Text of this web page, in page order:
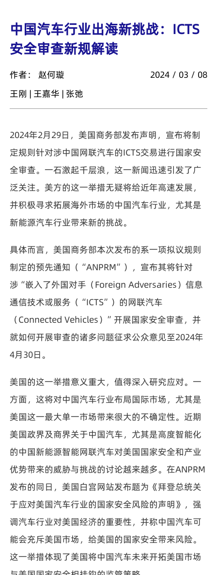
中国汽车行业出海新挑战：ICTS
安全审查新规解读
作者： 赵何璇
2024 / 03 / 08
王刚 | 王嘉华 | 张弛
2024年2月29日，美国商务部发布声明，宣布将制
定规则针对涉中国网联汽车的ICTS交易进行国家安
全审查。一石激起千层浪，这一新闻迅速引发了广
泛关注。美方的这一举措无疑将给近年高速发展，
并积极寻求拓展海外市场的中国汽车行业，尤其是
新能源汽车行业带来新的挑战。
具体而言，美国商务部本次发布的系一项拟议规则
制定的预先通知（“ANPRM”），宣布其将针对
涉“嵌入了外国对手（Foreign Adversaries）信息
通信技术或服务（“ICTS”）的网联汽车
（Connected Vehicles）”开展国家安全审查，并
就如何开展审查的诸多问题征求公众意见至2024年
4月30日。
美国的这一举措意义重大，值得深入研究应对。一
方面，这将对中国汽车行业布局国际市场，尤其是
美国这一最大单一市场带来很大的不确定性。近期
美国政界及商界关于中国汽车，尤其是高度智能化
的中国新能源智能网联汽车对美国国家安全和产业
优势带来的威胁与挑战的讨论越来越多。在ANPRM
发布的同日，美国白宫网站发布题为《拜登总统关
于应对美国汽车行业的国家安全风险的声明》，强
调汽车行业对美国经济的重要性，并称中国汽车可
能会充斥美国市场，给美国的国家安全带来风险。
这一举措体现了美国将中国汽车未来开拓美国市场